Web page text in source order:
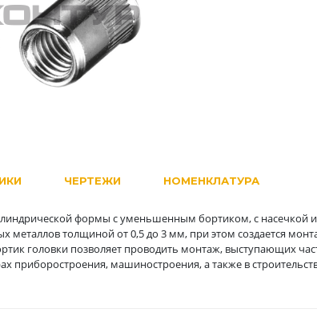
формы с уменьшенным бортиком, с насечкой
металлов толщиной от 0,5 до 3 мм, при этом создается
головки позволяет проводить монтаж, выступающих
приборостроения, машиностроения, а также в
ЧЕРТЕЖИ НОМЕНКЛАТУРА